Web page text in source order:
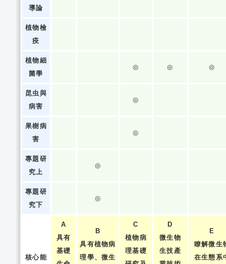
導論
植物檢
疫
植物細
菌學
◎ ◎ ◎
昆虫與
病害
◎
果樹病
害
◎
專題研
究上
◎
專題研
究下
◎
核心能
A
具有
基礎
B
具有植物病
理學、微生
C
植物病
理基礎
D
微生物
生技產
E
瞭解微生
在生態系